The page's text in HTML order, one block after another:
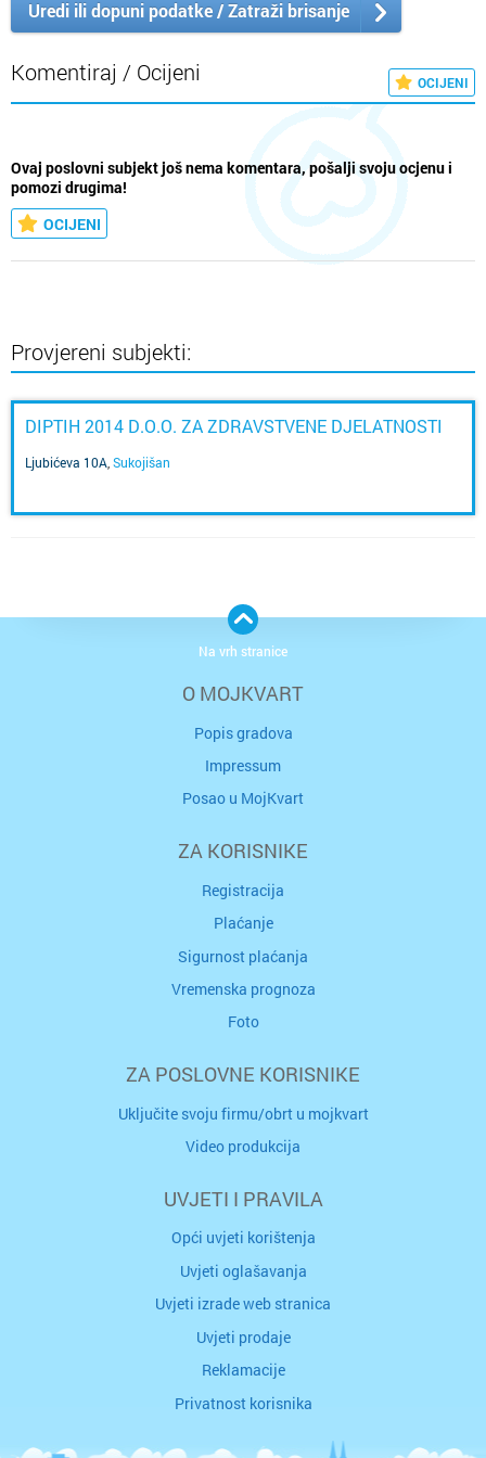
Uredi ili dopuni podatke / Zatraži brisanje
Komentiraj / Ocijeni OCIJENI
Ovaj poslovni subjekt još nema komentara, pošalji svoju ocjenu i
pomozi drugima!
OCIJENI
Provjereni subjekti:
DIPTIH 2014 D.O.O. ZA ZDRAVSTVENE DJELATNOSTI
Ljubićeva 10A Sukojišan
O MOJKVART
Popis gradova
Impressum
Posao u MojKvart
ZA KORISNIKE
Registracija
Plaćanje
Sigurnost plaćanja
Vremenska prognoza
Foto
ZA POSLOVNE KORISNIKE
Uključite svoju firmu/obrt u mojkvart
Video produkcija
UVJETI I PRAVILA
Opći uvjeti korištenja
Uvjeti oglašavanja
Uvjeti izrade web stranica
Uvjeti prodaje
Reklamacije
Privatnost korisnika
Na vrh stranice